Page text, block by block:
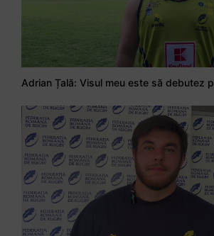
Adrian Țală: Visul meu este să debutez